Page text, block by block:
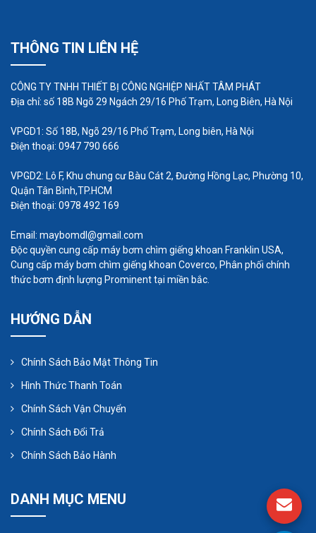
thực hiện bao gồm:
Vệ sinh máy định kỳ để loại bỏ bụi bẩn và cặn
Kiểm tra các bộ phận của máy để phát hiện
Thay thế các phụ kiện bị mòn hoặc hư hỏng.
Khi sử dụng máy thổi khí chìm, cần lưu ý một số
THÔNG TIN LIÊN HỆ
CÔNG TY TNHH THIẾT BỊ CÔNG NGHIỆP NHẤT TÂM PHÁT
Địa chỉ: số 18B Ngõ 29 Ngách 29/16 Phố Trạm, Long Biên, Hà Nội
VPGD1: Số 18B, Ngõ 29/16 Phố Trạm, Long biên, Hà Nội
Điện thoại: 0947 790 666
VPGD2: Lô F, Khu chung cư Bàu Cát 2, Đường Hồng Lạc, Phường 10,
Quận Tân Bình,TP.HCM
Điện thoại: 0978 492 169
Email: maybomdl@gmail.com
Độc quyền cung cấp máy bơm chìm giếng khoan Franklin USA,
Cung cấp máy bơm chìm giếng khoan Coverco, Phân phối chính
thức bơm định lượng Prominent tại miền bắc.
HƯỚNG DẪN
Chính Sách Bảo Mật Thông Tin
Hình Thức Thanh Toán
Chính Sách Vận Chuyển
Chính Sách Đổi Trả
Chính Sách Bảo Hành
DANH MỤC MENU